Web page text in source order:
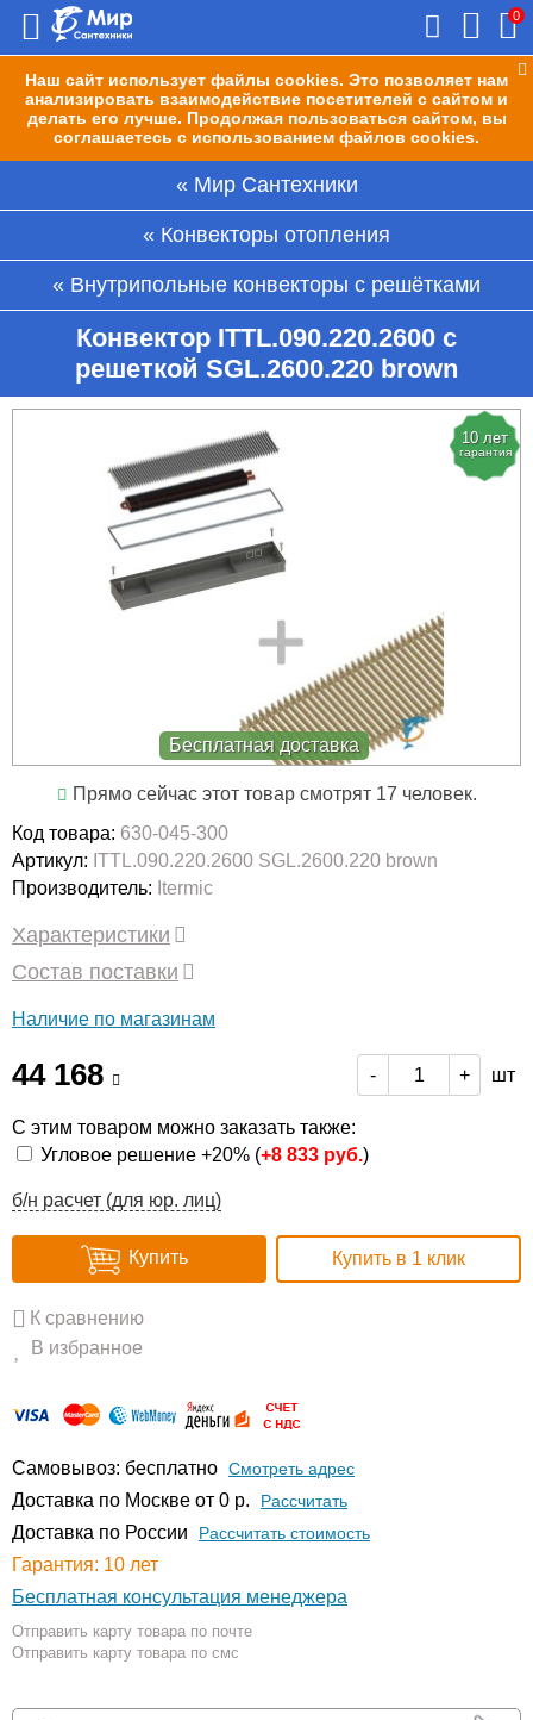
Наш сайт использует файлы cookies. Это позволяет нам
анализировать взаимодействие посетителей с сайтом и
делать его лучше. Продолжая пользоваться сайтом, вы
соглашаетесь с использованием файлов cookies.
0
Мир Сантехники
Конвекторы отопления
Внутрипольные конвекторы с решётками
Конвектор ITTL.090.220.2600 с
решеткой SGL.2600.220 brown
10 лет
гарантия
Бесплатная доставка
Прямо сейчас этот товар смотрят 17 человек.
Код товара: 630-045-300
Артикул: ITTL.090.220.2600 SGL.2600.220 brown
Производитель: Itermic
Характеристики
Состав поставки
Наличие по магазинам
44 168 - + шт
С этим товаром можно заказать также:
Угловое решение +20% (+8 833 руб.)
б/н расчет (для юр. лиц)
Купить Купить в 1 клик
К сравнению
В избранное
Самовывоз: бесплатно Смотреть адрес
Доставка по Москве от 0 р. Расcчитать
Доставка по России Рассчитать стоимость
Гарантия: 10 лет
Бесплатная консультация менеджера
Отправить карту товара по почте
Отправить карту товара по смс